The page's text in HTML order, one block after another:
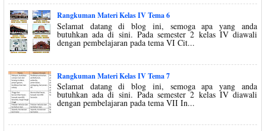
Rangkuman Materi Kelas IV Tema 6
Selamat datang di blog ini, semoga apa yang anda
butuhkan ada di sini. Pada semester 2 kelas IV diawali
dengan pembelajaran pada tema VI Cit...
Rangkuman Materi Kelas IV Tema 7
Selamat datang di blog ini, semoga apa yang anda
butuhkan ada di sini. Pada semester 2 kelas IV diawali
dengan pembelajaran pada tema VII In...